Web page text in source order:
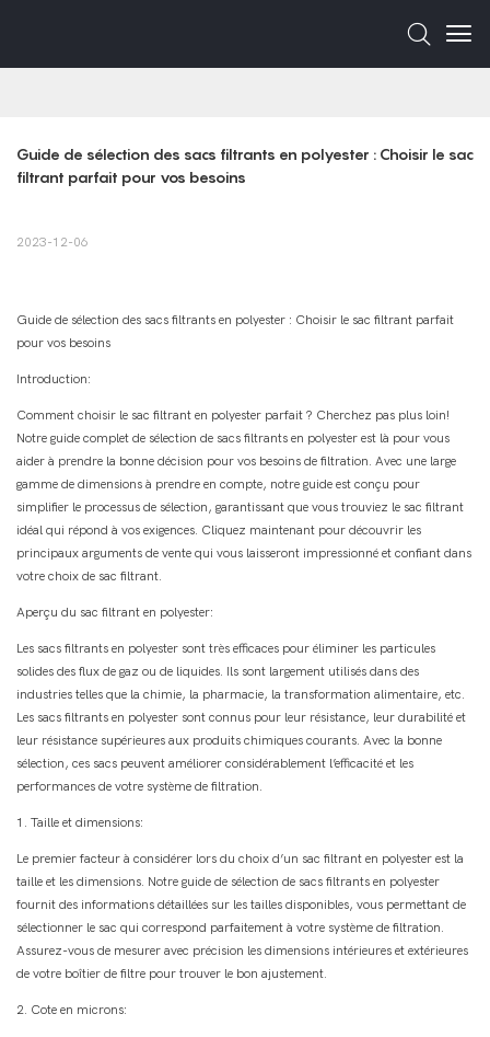
Guide de sélection des sacs filtrants en polyester : Choisir le sac
filtrant parfait pour vos besoins
2023-12-06
Guide de sélection des sacs filtrants en polyester : Choisir le sac filtrant parfait
pour vos besoins
Introduction:
Comment choisir le sac filtrant en polyester parfait ? Cherchez pas plus loin!
Notre guide complet de sélection de sacs filtrants en polyester est là pour vous
aider à prendre la bonne décision pour vos besoins de filtration. Avec une large
gamme de dimensions à prendre en compte, notre guide est conçu pour
simplifier le processus de sélection, garantissant que vous trouviez le sac filtrant
idéal qui répond à vos exigences. Cliquez maintenant pour découvrir les
principaux arguments de vente qui vous laisseront impressionné et confiant dans
votre choix de sac filtrant.
Aperçu du sac filtrant en polyester:
Les sacs filtrants en polyester sont très efficaces pour éliminer les particules
solides des flux de gaz ou de liquides. Ils sont largement utilisés dans des
industries telles que la chimie, la pharmacie, la transformation alimentaire, etc.
Les sacs filtrants en polyester sont connus pour leur résistance, leur durabilité et
leur résistance supérieures aux produits chimiques courants. Avec la bonne
sélection, ces sacs peuvent améliorer considérablement l’efficacité et les
performances de votre système de filtration.
1. Taille et dimensions:
Le premier facteur à considérer lors du choix d’un sac filtrant en polyester est la
taille et les dimensions. Notre guide de sélection de sacs filtrants en polyester
fournit des informations détaillées sur les tailles disponibles, vous permettant de
sélectionner le sac qui correspond parfaitement à votre système de filtration.
Assurez-vous de mesurer avec précision les dimensions intérieures et extérieures
de votre boîtier de filtre pour trouver le bon ajustement.
2. Cote en microns: